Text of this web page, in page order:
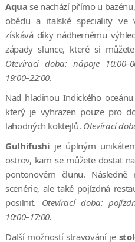
Aqua se nachází přímo u
obědu a italské speciality ve
získává díky nádhernému
západy slunce, které si
Otevírací doba: nápoje
19:00–22:00.
Nad hladinou Indického
který je vyhrazen pouze pro
lahodných koktejlů. Otevírací
Gulhifushi je úplným
ostrov, kam se můžete dostat
pontonovém člunu.
scenérie, ale také pojízdná
posilnit. Otevírací doba:
10:00–17:00.
Další možností stravování je